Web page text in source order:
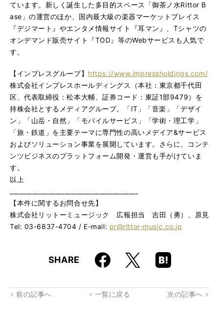
ています。新しく誕生した多目的スペース「御茶ノ水Rittor B
ase」の運営のほか、国内最大級の楽器マーケットプレイス
『デジマート』やエンタメ情報サイト『耳マン』、Tシャツの
オンデマンド販売サイト『TOD』等のWebサービスも人気で
す。
【インプレスグループ】 https://www.impressholdings.com/
株式会社インプレスホールディングス（本社：東京都千代田
区、代表取締役：松本大輔、証券コード：東証1部9479）を
持株会社とするメディアグループ。「IT」「音楽」「デザイ
ン」「山岳・自然」「モバイルサービス」「学術・理工学」
「旅・鉄道」を主要テーマに専門性の高いメデイア&サービス
およびソリューション事業を展開しています。さらに、コンテ
ンツビジネスのプラットフォーム開発・運営も手がけていま
す。
以上
【本件に関するお問合せ先】
株式会社リットーミュージック 広報担当 吉田（勇）、原見
Tel: 03-6837-4704 / E-mail: pr@rittor-music.co.jp
SHARE Faceboo
k
X
Hatena
Boo
rk
前の記事へ 一覧に戻る 次の記事へ